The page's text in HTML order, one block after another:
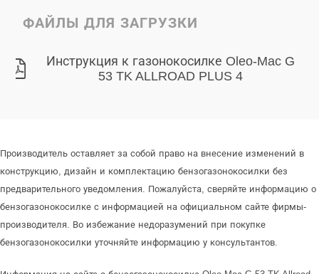
ФАЙЛЫ ДЛЯ ЗАГРУЗКИ
Инструкция к газонокосилке Oleo-Mac G
53 TK ALLROAD PLUS 4
Производитель оставляет за собой право на внесение изменений в
конструкцию, дизайн и комплектацию бензогазонокосилки без
предварительного уведомления. Пожалуйста, сверяйте информацию о
бензогазонокосилке с информацией на официальном сайте фирмы-
производителя. Во избежание недоразумений при покупке
бензогазонокосилки уточняйте информацию у консультантов.